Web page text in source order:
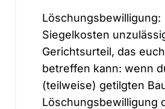
Löschungsbewilligung:
Siegelkosten
Gerichtsurteil, das
betreffen kann: wenn
(teilweise) getilgten
Löschungsbewilligung